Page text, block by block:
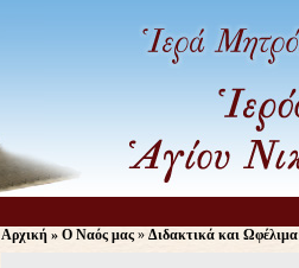
Αρχική» Ο Ναός μας» Διδακτικά και Ωφέλιμα